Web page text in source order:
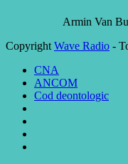
Armin Van
Copyright Wave Radio -
CNA
ANCOM
Cod deontologic